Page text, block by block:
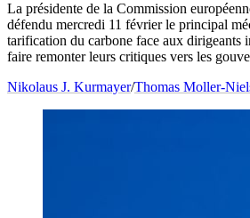
La présidente de la Commission
défendu mercredi 11 février le principal
tarification du carbone face aux dirigeants
faire remonter leurs critiques vers les
Nikolaus J. Kurmayer/Thomas Moller-